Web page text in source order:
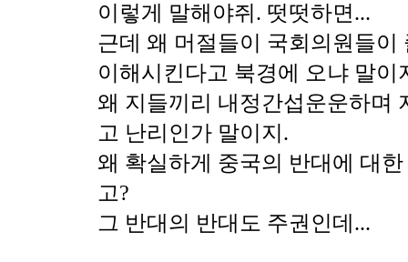
이렇게 말해야쥐. 떳떳하면...
근데 왜 머절들이 국회의원들이
이해시킨다고 북경에 오냐 말이
왜 지들끼리 내정간섭운운하며
고 난리인가 말이지.
왜 확실하게 중국의 반대에 대
고?
그 반대의 반대도 주권인데...